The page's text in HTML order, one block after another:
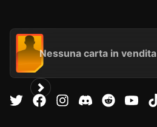
Nessuna carta in vendita